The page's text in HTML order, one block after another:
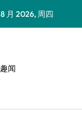
8 月 2026, 周四
趣闻